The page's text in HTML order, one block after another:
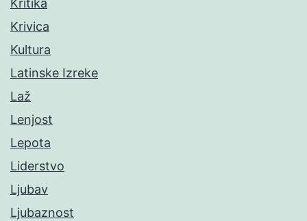
Kritika
Krivica
Kultura
Latinske Izreke
Laž
Lenjost
Lepota
Liderstvo
Ljubav
Ljubaznost